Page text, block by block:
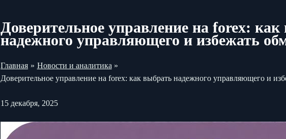
Доверительное управление на forex: как
надежного управляющего и избежать
Главная
Новости и аналитика
Доверительное управление на forex: как выбрать надежного управляющего и
15 декабря, 2025